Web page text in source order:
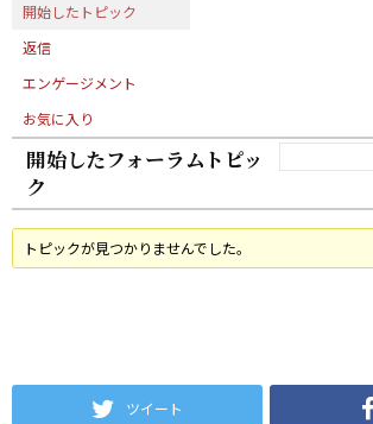
開始したトピック
返信
エンゲージメント
お気に入り
開始したフォーラムトピッ
ク
トピックが見つかりませんでした。
ツイート